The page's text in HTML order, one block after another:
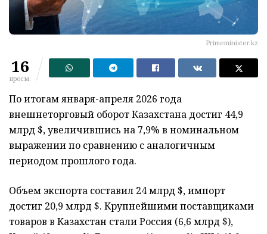
Рrimeminister.kz
16
просм.
По итогам января-апреля 2026 года
внешнеторговый оборот Казахстана достиг 44,9
млрд $, увеличившись на 7,9% в номинальном
выражении по сравнению с аналогичным
периодом прошлого года.
Объем экспорта составил 24 млрд $, импорт
достиг 20,9 млрд $. Крупнейшими поставщиками
товаров в Казахстан стали Россия (6,6 млрд $),